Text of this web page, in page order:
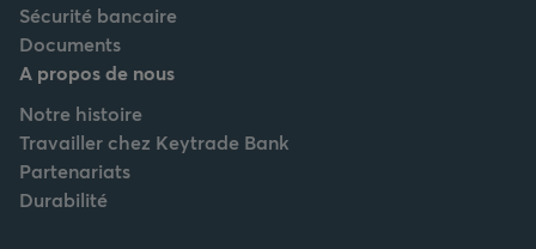
Sécurité bancaire
Documents
A propos de nous
Notre histoire
Travailler chez Keytrade Bank
Partenariats
Durabilité